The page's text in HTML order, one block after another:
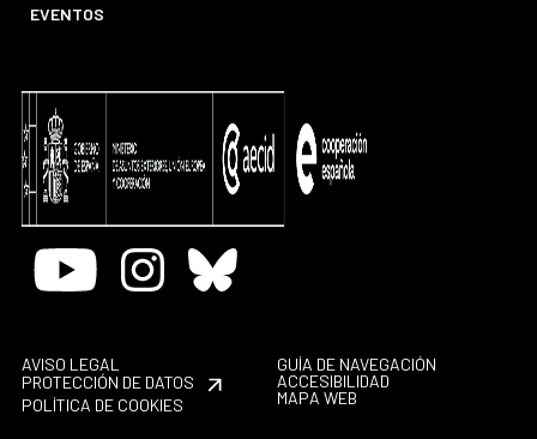
EVENTOS
Youtube InstagramBluesky
AVISO LEGAL
PROTECCIÓN DE DATOS
POLÍTICA DE COOKIES
GUÍA DE NAVEGACIÓN
ACCESIBILIDAD
MAPA WEB